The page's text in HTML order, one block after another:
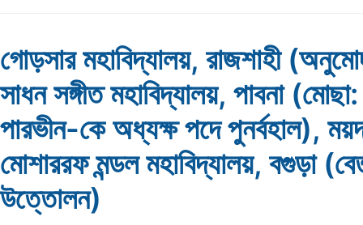
গোড়সার মহাবিদ্যালয়, রাজশাহী
সাধন সঙ্গীত মহাবিদ্যালয়, পাবনা (মোছা:
পারভীন-কে অধ্যক্ষ পদে পুনর্বহাল),
মোশাররফ মন্ডল মহাবিদ্যালয়, বগুড়া
উত্তোলন)